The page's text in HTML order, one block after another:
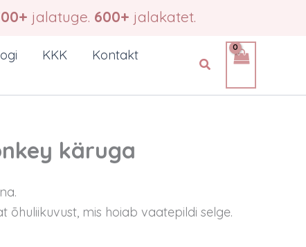
jalatuge. 600+ jalakatet.
KKK Kontakt
Search
käruga
mis hoiab vaatepildi selge.